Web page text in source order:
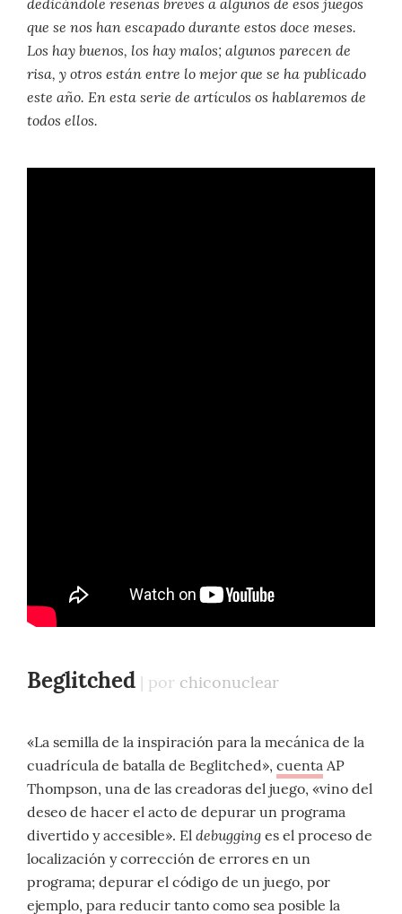
que se nos han escapado durante estos doce meses.
Los hay buenos, los hay malos; algunos parecen de
risa, y otros están entre lo mejor que se ha publicado
este año. En esta serie de artículos os hablaremos de
todos ellos.
Beglitched | por chiconuclear
«La semilla de la inspiración para la mecánica de la
cuadrícula de batalla de Beglitched», cuenta AP
Thompson, una de las creadoras del juego, «vino del
deseo de hacer el acto de depurar un programa
divertido y accesible». El debugging es el proceso de
localización y corrección de errores en un
programa; depurar el código de un juego, por
ejemplo, para reducir tanto como sea posible la